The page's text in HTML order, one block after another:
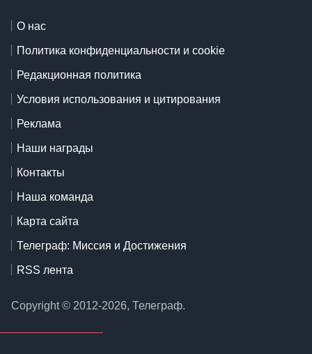
О нас
Политика конфиденциальности и cookie
Редакционная политика
Условия использования и цитирования
Реклама
Наши награды
Контакты
Наша команда
Карта сайта
Телеграф: Миссия и Достижения
RSS лента
Copyright © 2012-2026, Телеграф.